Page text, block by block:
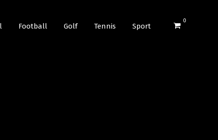
0
Football Golf Tennis Sport